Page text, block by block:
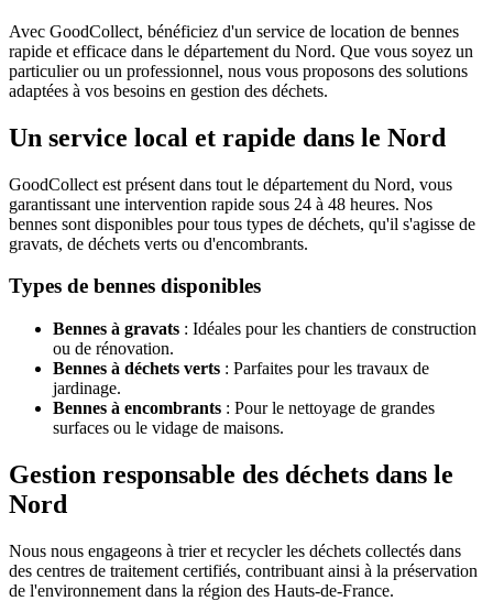
Avec GoodCollect, bénéficiez d'un service de location de bennes
rapide et efficace dans le département du Nord. Que vous soyez un
particulier ou un professionnel, nous vous proposons des solutions
adaptées à vos besoins en gestion des déchets.
Un service local et rapide dans le Nord
GoodCollect est présent dans tout le département du Nord, vous
garantissant une intervention rapide sous 24 à 48 heures. Nos
bennes sont disponibles pour tous types de déchets, qu'il s'agisse de
gravats, de déchets verts ou d'encombrants.
Types de bennes disponibles
Bennes à gravats : Idéales pour les chantiers de construction
ou de rénovation.
Bennes à déchets verts : Parfaites pour les travaux de
jardinage.
Bennes à encombrants : Pour le nettoyage de grandes
surfaces ou le vidage de maisons.
Gestion responsable des déchets dans le
Nord
Nous nous engageons à trier et recycler les déchets collectés dans
des centres de traitement certifiés, contribuant ainsi à la préservation
de l'environnement dans la région des Hauts-de-France.